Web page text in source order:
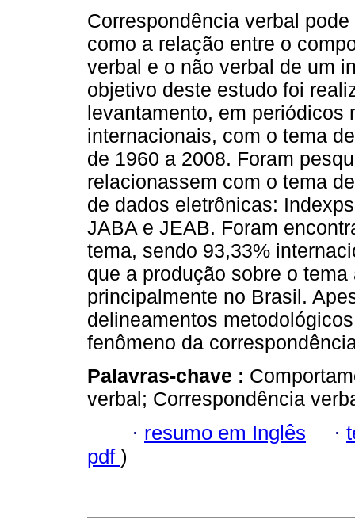
Correspondência verbal
como a relação entre o
verbal e o não verbal de um
objetivo deste estudo foi
levantamento, em periódicos
internacionais, com o tema
de 1960 a 2008. Foram
relacionassem com o tema
de dados eletrônicas:
JABA e JEAB. Foram
tema, sendo 93,33%
que a produção sobre o
principalmente no Brasil.
delineamentos
fenômeno da
Palavras-chave :
verbal; Correspondência
· resumo em Inglês ·
pdf )